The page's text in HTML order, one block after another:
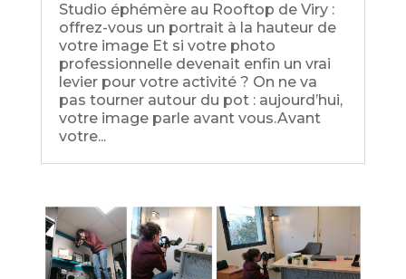
Studio éphémère au Rooftop de Viry :
offrez-vous un portrait à la hauteur de
votre image Et si votre photo
professionnelle devenait enfin un vrai
levier pour votre activité ? On ne va
pas tourner autour du pot : aujourd’hui,
votre image parle avant vous.Avant
votre...